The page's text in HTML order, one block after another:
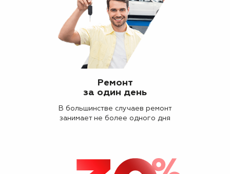
Ремонт
за один день
В большинстве случаев ремонт
занимает не более одного дня